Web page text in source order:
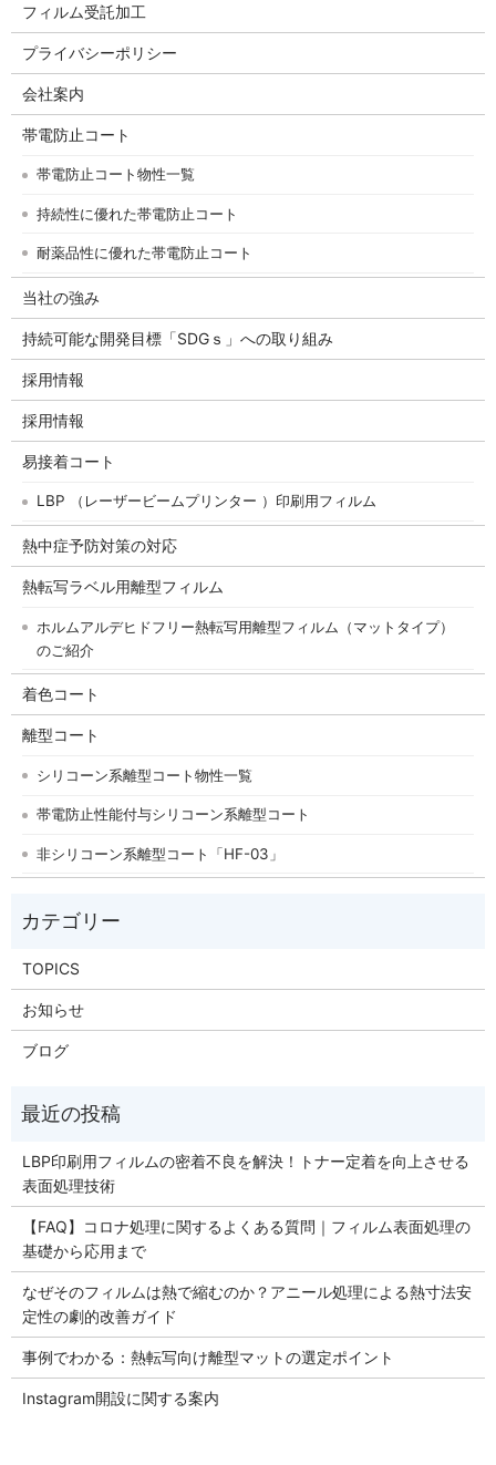
フィルム受託加工
プライバシーポリシー
会社案内
帯電防止コート
帯電防止コート物性一覧
持続性に優れた帯電防止コート
耐薬品性に優れた帯電防止コート
当社の強み
持続可能な開発目標「SDGｓ」への取り組み
採用情報
採用情報
易接着コート
LBP （レーザービームプリンター ）印刷用フィルム
熱中症予防対策の対応
熱転写ラベル用離型フィルム
ホルムアルデヒドフリー熱転写用離型フィルム（マットタイプ）
のご紹介
着色コート
離型コート
シリコーン系離型コート物性一覧
帯電防止性能付与シリコーン系離型コート
非シリコーン系離型コート「HF-03」
TOPICS
お知らせ
ブログ
LBP印刷用フィルムの密着不良を解決！トナー定着を向上させる
表面処理技術
【FAQ】コロナ処理に関するよくある質問｜フィルム表面処理の
基礎から応用まで
なぜそのフィルムは熱で縮むのか？アニール処理による熱寸法安
定性の劇的改善ガイド
事例でわかる：熱転写向け離型マットの選定ポイント
Instagram開設に関する案内